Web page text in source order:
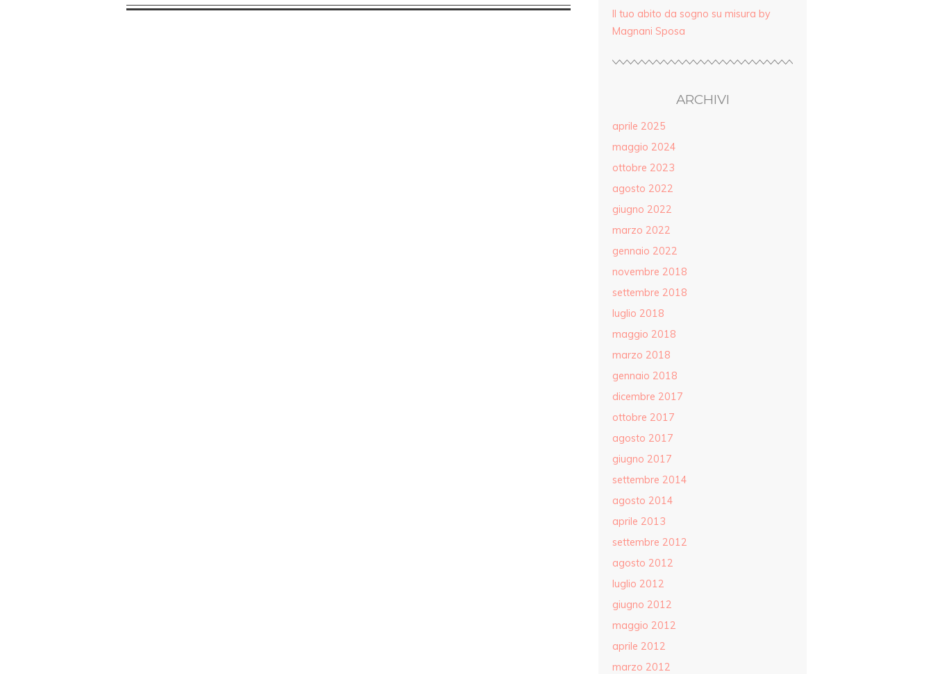
Il tuo abito da sogno su misura by
Magnani Sposa
ARCHIVI
aprile 2025
maggio 2024
ottobre 2023
agosto 2022
giugno 2022
marzo 2022
gennaio 2022
novembre 2018
settembre 2018
luglio 2018
maggio 2018
marzo 2018
gennaio 2018
dicembre 2017
ottobre 2017
agosto 2017
giugno 2017
settembre 2014
agosto 2014
aprile 2013
settembre 2012
agosto 2012
luglio 2012
giugno 2012
maggio 2012
aprile 2012
marzo 2012